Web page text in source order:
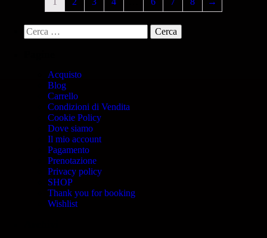
Acquisto
Blog
Carrello
Condizioni di Vendita
Cookie Policy
Dove siamo
Il mio account
Pagamento
Prenotazione
Privacy policy
SHOP
Thank you for booking
Wishlist